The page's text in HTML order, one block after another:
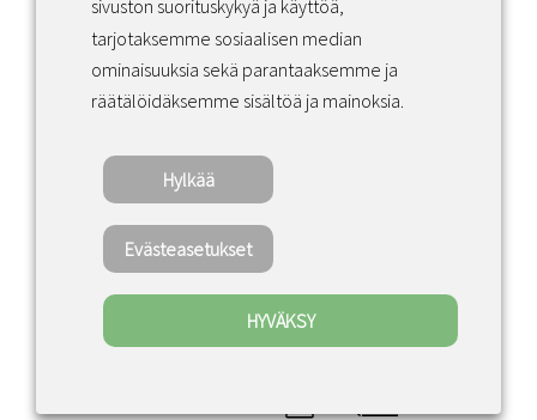
Sopimusehdot
Copyright ©2022 · Valaisin Grönlund – All
Rights Reserved
sivuston suorituskykyä ja käyttöä,
tarjotaksemme sosiaalisen median
ominaisuuksia sekä parantaaksemme ja
räätälöidäksemme sisältöä ja mainoksia.
Hylkää
Evästeasetukset
HYVÄKSY